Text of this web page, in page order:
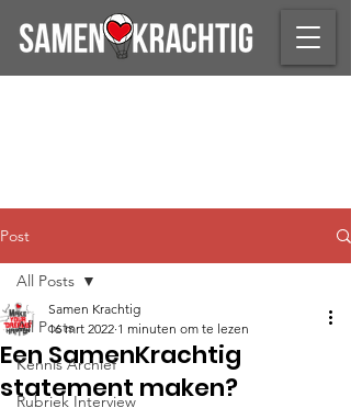
Post
All Posts
Kennis Archief
Rubriek Interview
All Posts
Een SamenKrachtig
statement maken?
Samen Krachtig
16 mrt 2022 1 minuten om te lezen